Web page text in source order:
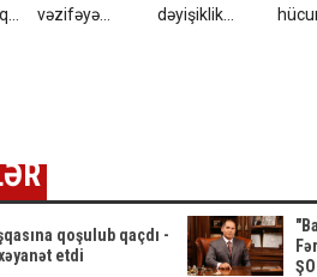
vəzifəyə
dəyişiklik
qoşulub qaçdı -
etdi